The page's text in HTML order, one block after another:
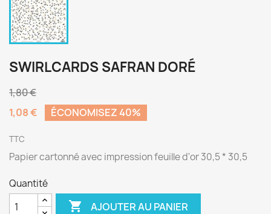
SWIRLCARDS SAFRAN DORÉ
1,80 €
1,08 €
ÉCONOMISEZ 40%
TTC
Papier cartonné avec impression feuille d'or 30,5 * 30,5
Quantité
 AJOUTER AU PANIER